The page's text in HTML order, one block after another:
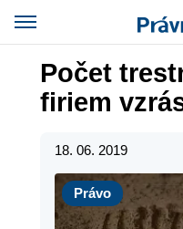
Počet
firiem
18. 06. 2019
Právo
Právo